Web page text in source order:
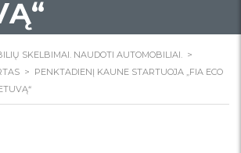
SKELBIMAI. NAUDOTI AUTOMOBILIAI. >
> PENKTADIENĮ KAUNE STARTUOJA „FIA ECO